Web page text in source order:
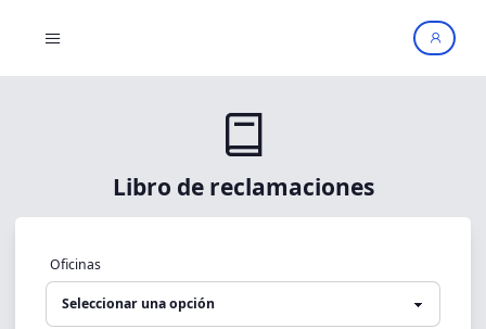
MENU
Libro de reclamaciones
Oficinas